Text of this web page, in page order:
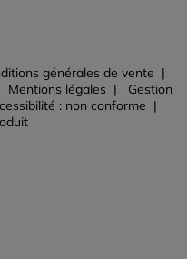
générales de vente
Mentions légales
Gestion
: non conforme